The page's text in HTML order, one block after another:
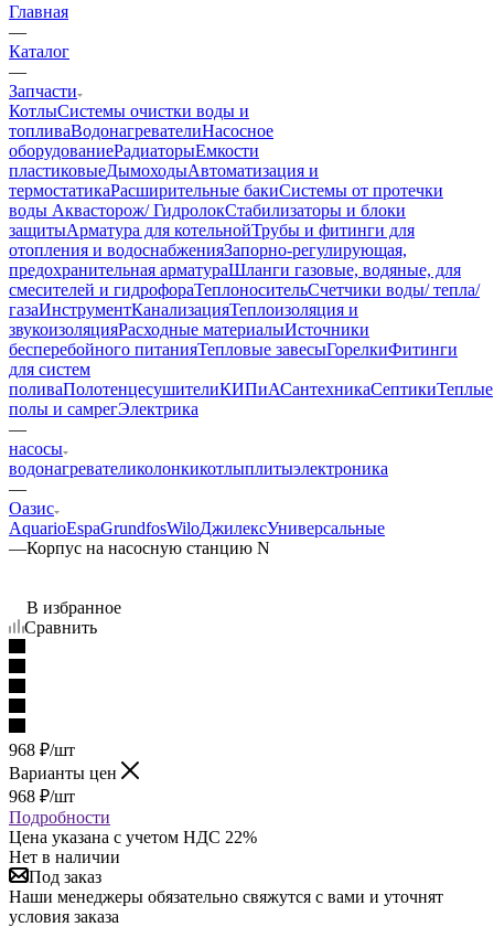
Главная
—
Каталог
—
Запчасти
КотлыСистемы очистки воды и
топливаВодонагревателиНасосное
оборудованиеРадиаторыЕмкости
пластиковыеДымоходыАвтоматизация и
термостатикаРасширительные бакиСистемы от протечки
воды Аквасторож/ ГидролокСтабилизаторы и блоки
защитыАрматура для котельнойТрубы и фитинги для
отопления и водоснабженияЗапорно-регулирующая,
предохранительная арматураШланги газовые, водяные, для
смесителей и гидрофораТеплоносительСчетчики воды/ тепла/
газаИнструментКанализацияТеплоизоляция и
звукоизоляцияРасходные материалыИсточники
бесперебойного питанияТепловые завесыГорелкиФитинги
для систем
поливаПолотенцесушителиКИПиАСантехникаСептикиТеплые
полы и самрегЭлектрика
—
насосы
водонагревателиколонкикотлыплитыэлектроника
—
Оазис
AquarioEspaGrundfosWiloДжилексУниверсальные
—Корпус на насосную станцию N
В избранное
Сравнить
968 ₽/шт
Варианты цен
968 ₽/шт
Подробности
Цена указана с учетом НДС 22%
Нет в наличии
Под заказ
Наши менеджеры обязательно свяжутся с вами и уточнят
условия заказа